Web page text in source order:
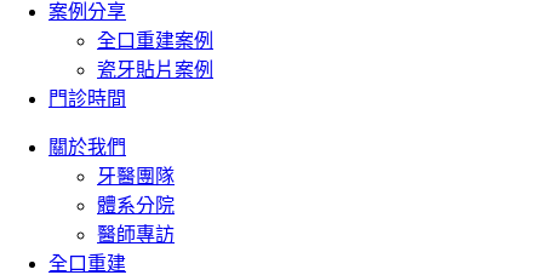
案例分享
全口重建案例
瓷牙貼片案例
門診時間
關於我們
牙醫團隊
體系分院
醫師專訪
全口重建